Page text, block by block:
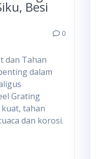
Besi
0
dan Tahan
dalam
Grating
tahan
dan korosi.